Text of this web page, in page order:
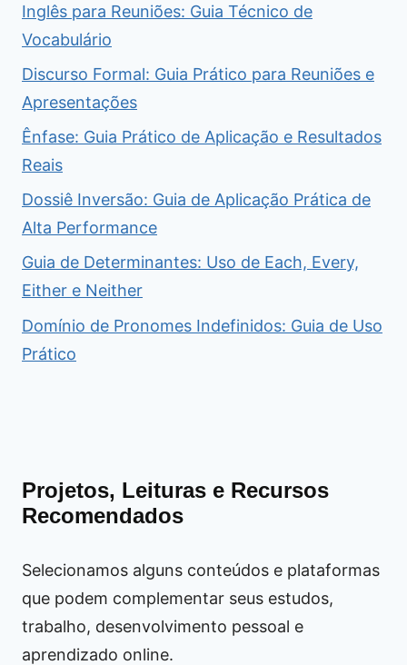
Inglês para Reuniões: Guia Técnico de
Vocabulário
Discurso Formal: Guia Prático para Reuniões e
Apresentações
Ênfase: Guia Prático de Aplicação e Resultados
Reais
Dossiê Inversão: Guia de Aplicação Prática de
Alta Performance
Guia de Determinantes: Uso de Each, Every,
Either e Neither
Domínio de Pronomes Indefinidos: Guia de Uso
Prático
Projetos, Leituras e Recursos
Recomendados
Selecionamos alguns conteúdos e plataformas
que podem complementar seus estudos,
trabalho, desenvolvimento pessoal e
aprendizado online.